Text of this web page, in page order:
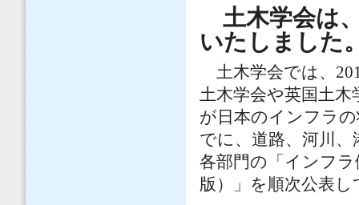
土木学会は
いたしました
土木学会では、
土木学会や英国土
が日本のインフラ
でに、道路、河川
各部門の「インフ
版）」を順次公表